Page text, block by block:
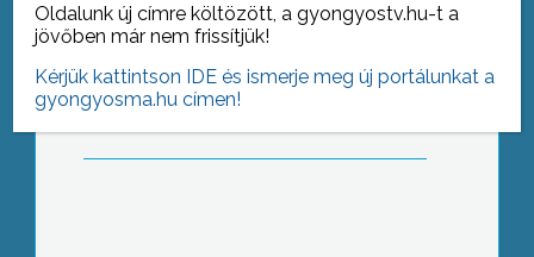
Városi Diáknapot tartottak a Mátra
Művelődési Központban, mely
keretein belül harmadjára adták át a
„Gyöngyösi Fiatalok a Tudásért,
Oldalunk új címre költözött, a gyongyostv.hu-t a
jövőben már nem frissítjük!
Kérjük kattintson IDE és ismerje meg új portálunkat a
gyongyosma.hu címen!